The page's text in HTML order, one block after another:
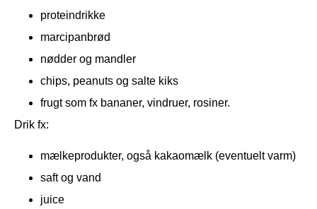
proteindrikke
marcipanbrød
nødder og mandler
chips, peanuts og salte kiks
frugt som fx bananer, vindruer, rosiner.
Drik fx:
mælkeprodukter, også kakaomælk (eventuelt varm)
saft og vand
juice